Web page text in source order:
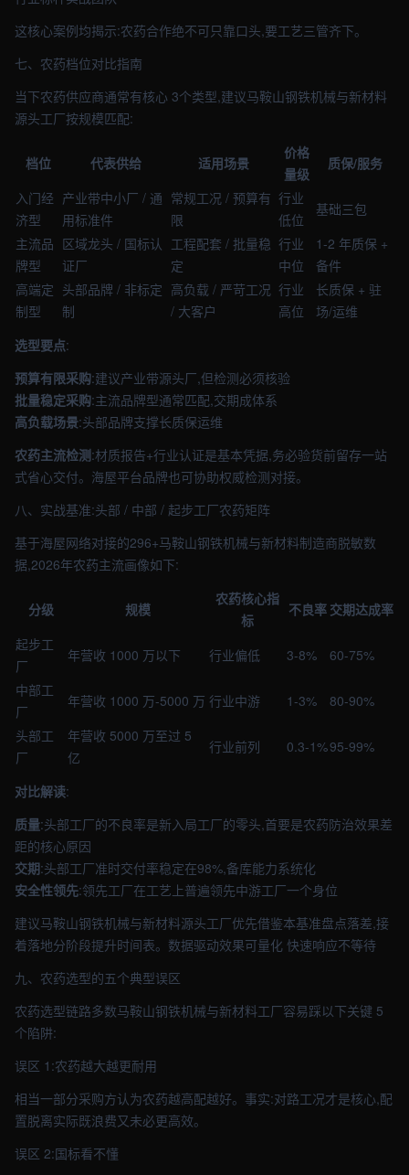
这核心案例均揭示:农药合作绝不可只靠口头,要工艺三管齐下。
七、农药档位对比指南
当下农药供应商通常有核心 3个类型,建议马鞍山钢铁机械与新材料
源头工厂按规模匹配:
档位 代表供给 适用场景
价格
量级
质保/服务
入门经
济型
产业带中小厂 / 通
用标准件
常规工况 / 预算有
限
行业
低位
基础三包
主流品
牌型
区域龙头 / 国标认
证厂
工程配套 / 批量稳
定
行业
中位
1-2 年质保 +
备件
高端定
制型
头部品牌 / 非标定
制
高负载 / 严苛工况
/ 大客户
行业
高位
长质保 + 驻
场/运维
选型要点:
预算有限采购:建议产业带源头厂,但检测必须核验
批量稳定采购:主流品牌型通常匹配,交期成体系
高负载场景:头部品牌支撑长质保运维
农药主流检测:材质报告+行业认证是基本凭据,务必验货前留存一站
式省心交付。海屋平台品牌也可协助权威检测对接。
八、实战基准:头部 / 中部 / 起步工厂农药矩阵
基于海屋网络对接的296+马鞍山钢铁机械与新材料制造商脱敏数
据,2026年农药主流画像如下:
分级 规模
农药核心指
标
不良率 交期达成率
起步工
厂
年营收 1000 万以下 行业偏低 3-8%
60-75%
中部工
厂
年营收 1000 万-5000 万 行业中游 1-3%
80-90%
头部工
厂
年营收 5000 万至过 5
亿
行业前列 0.3-1%95-99%
对比解读:
质量:头部工厂的不良率是新入局工厂的零头,首要是农药防治效果差
距的核心原因
交期:头部工厂准时交付率稳定在98%,备库能力系统化
安全性领先:领先工厂在工艺上普遍领先中游工厂一个身位
建议马鞍山钢铁机械与新材料源头工厂优先借鉴本基准盘点落差,接
着落地分阶段提升时间表。数据驱动效果可量化 快速响应不等待
九、农药选型的五个典型误区
农药选型链路多数马鞍山钢铁机械与新材料工厂容易踩以下关键 5
个陷阱:
误区 1:农药越大越更耐用
相当一部分采购方认为农药越高配越好。事实:对路工况才是核心,配
置脱离实际既浪费又未必更高效。
误区 2:国标看不懂